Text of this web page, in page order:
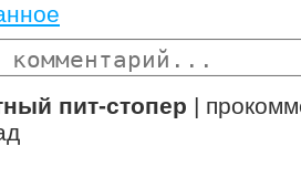
пит-стопер |